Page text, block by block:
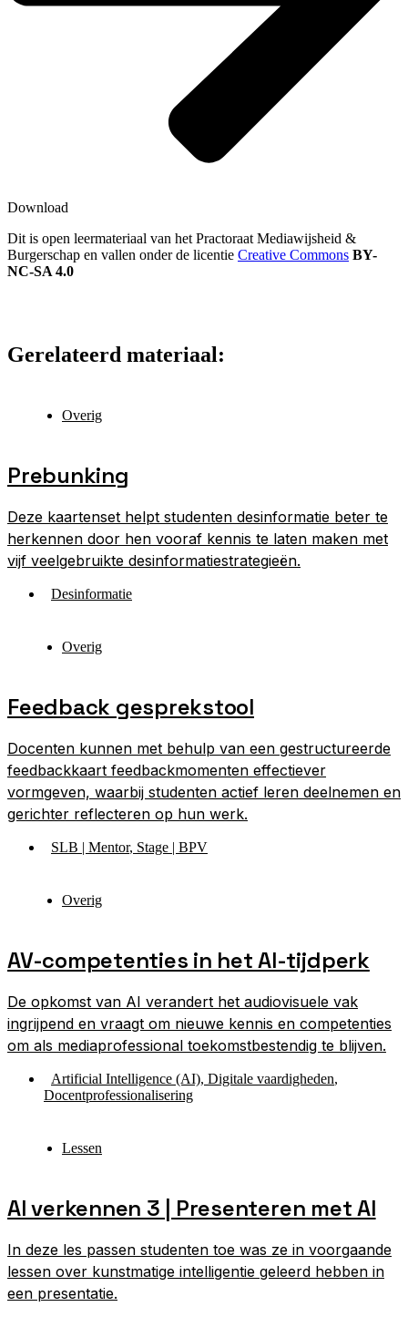
Download
Dit is open leermateriaal van het Practoraat Mediawijsheid &
Burgerschap en vallen onder de licentie Creative Commons BY-
NC-SA 4.0
Gerelateerd materiaal:
Overig
Prebunking
Deze kaartenset helpt studenten desinformatie beter te
herkennen door hen vooraf kennis te laten maken met
vijf veelgebruikte desinformatiestrategieën.
Desinformatie
Overig
Feedback gesprekstool
Docenten kunnen met behulp van een gestructureerde
feedbackkaart feedbackmomenten effectiever
vormgeven, waarbij studenten actief leren deelnemen en
gerichter reflecteren op hun werk.
SLB | Mentor, Stage | BPV
Overig
AV-competenties in het AI-tijdperk
De opkomst van AI verandert het audiovisuele vak
ingrijpend en vraagt om nieuwe kennis en competenties
om als mediaprofessional toekomstbestendig te blijven.
Artificial Intelligence (AI), Digitale vaardigheden,
Docentprofessionalisering
Lessen
AI verkennen 3 | Presenteren met AI
In deze les passen studenten toe was ze in voorgaande
lessen over kunstmatige intelligentie geleerd hebben in
een presentatie.